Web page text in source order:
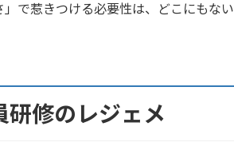
で惹きつける必要性は、どこにもない
研修のレジェメ